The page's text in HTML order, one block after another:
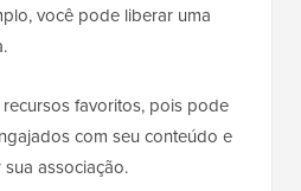
você pode liberar uma
favoritos, pois pode
com seu conteúdo e
associação.